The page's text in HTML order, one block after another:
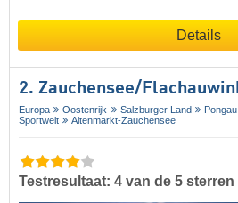
Details
2. Zauchensee/​
Europa Oostenrijk Salzburger Land Pongau
Sportwelt
Altenmarkt-Zauchensee
Testresultaat: 4 van de 5 sterren